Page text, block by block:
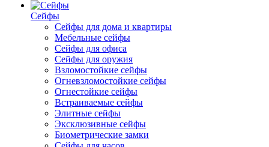
Сейфы
Сейфы для дома и квартиры
Мебельные сейфы
Сейфы для офиса
Сейфы для оружия
Взломостойкие сейфы
Огневзломостойкие сейфы
Огнестойкие сейфы
Встраиваемые сейфы
Элитные сейфы
Эксклюзивные сейфы
Биометрические замки